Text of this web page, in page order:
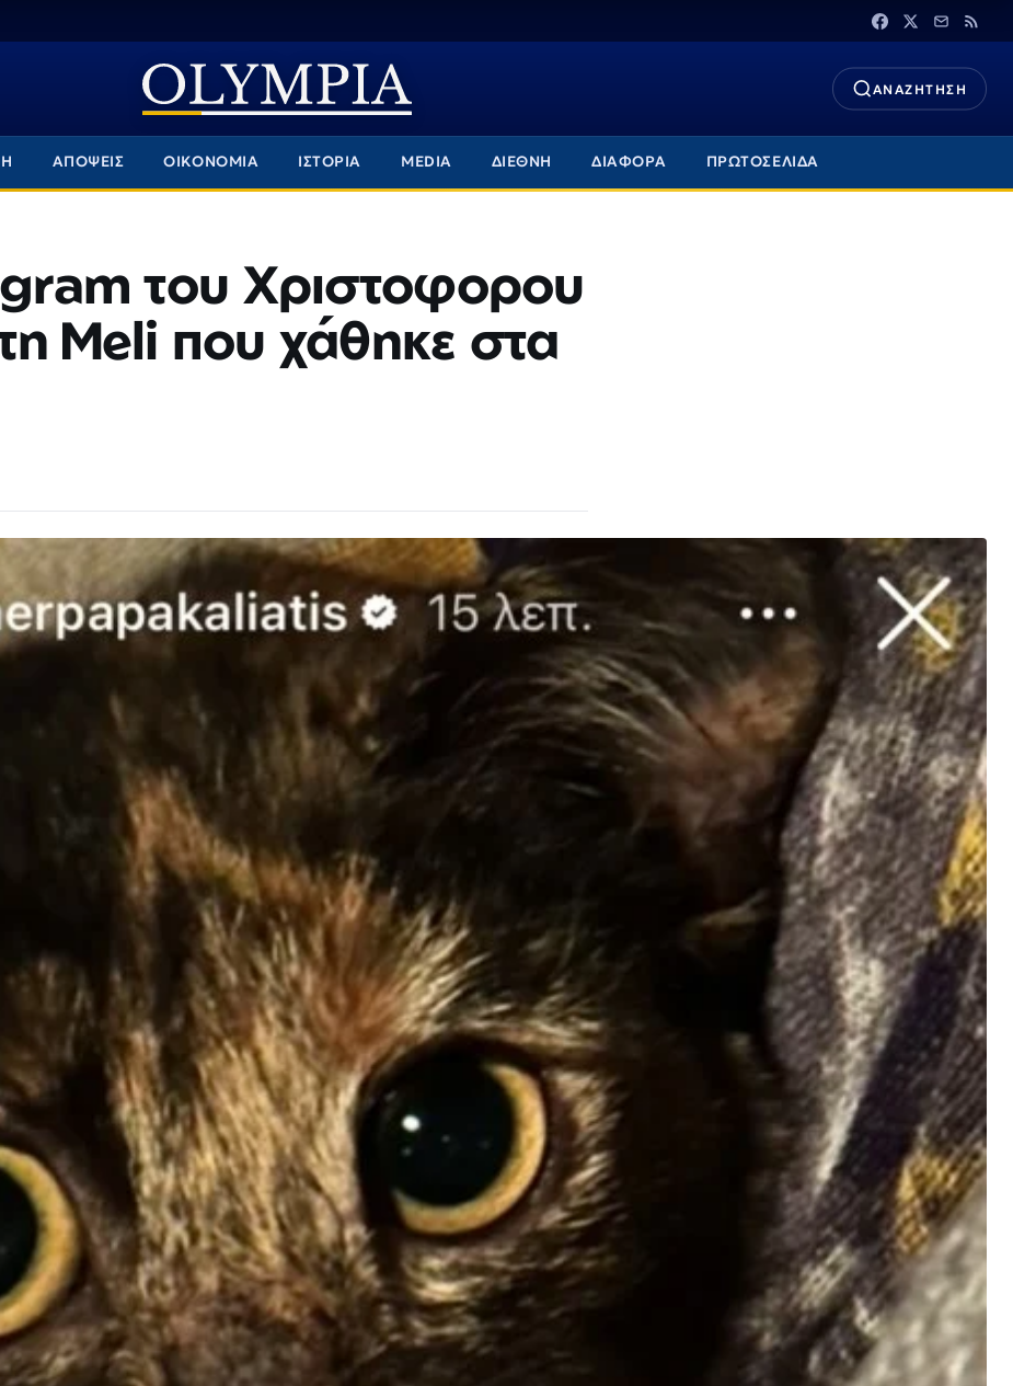
ΑΝΑΖΗΤΗΣΗ
ΑΠΟΨΕΙΣ ΟΙΚΟΝΟΜΙΑ ΙΣΤΟΡΙΑ MEDIA ΔΙΕΘΝΗ ΔΙΑΦΟΡΑ ΠΡΩΤΟΣΕΛΙΔΑ
του Χριστοφορου
Meli που χάθηκε στα